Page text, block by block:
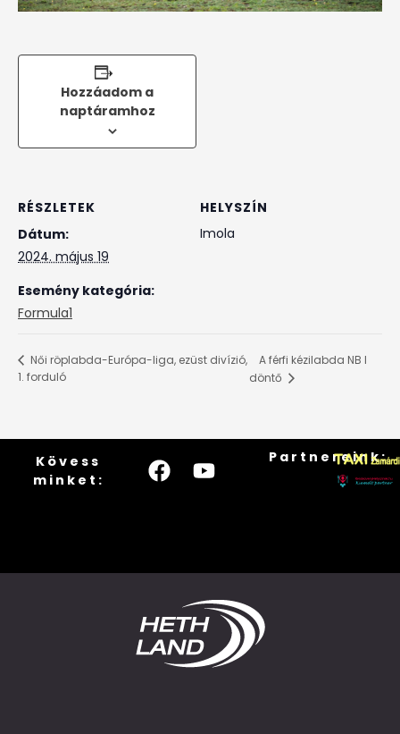
Hozzáadom a
naptáramhoz
RÉSZLETEK
Dátum:
2024. május 19
Esemény kategória:
Formula1
HELYSZÍN
Imola
Női röplabda-Európa-liga, ezüst divízió,
1. forduló
A férfi kézilabda NB I
döntő
Kövess
minket:
Partnereink: